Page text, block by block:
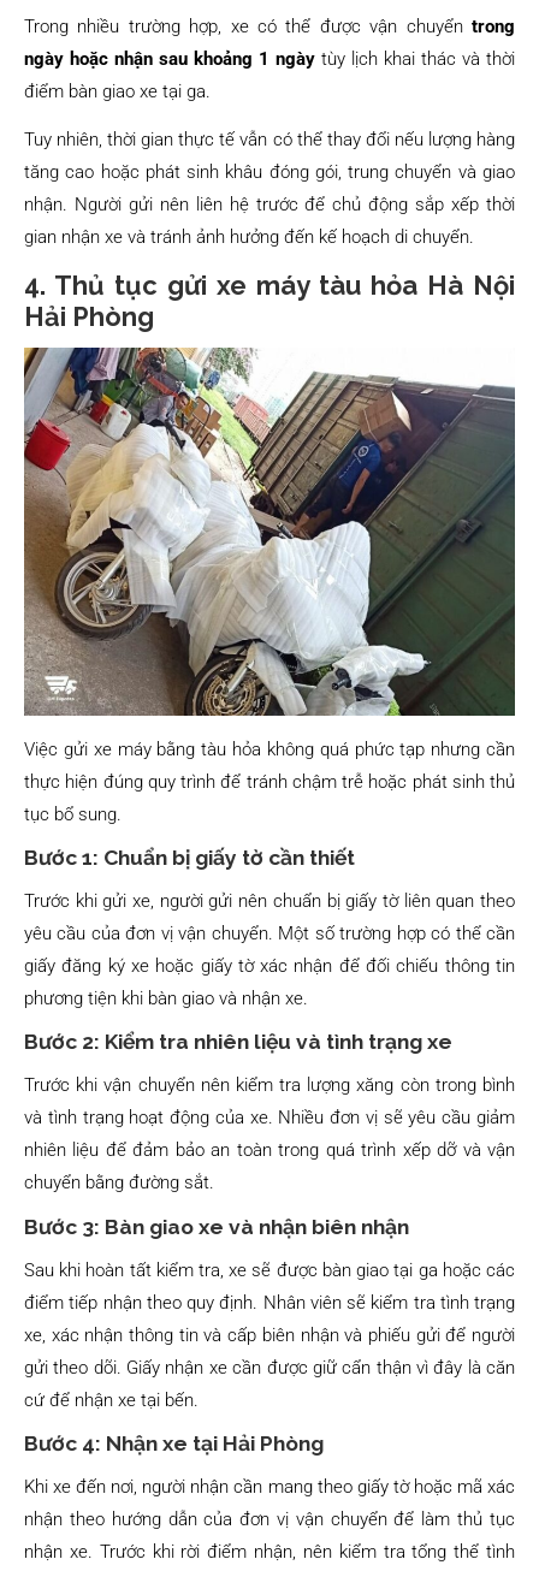
Trong nhiều trường hợp, xe có thể được vận chuyển trong
ngày hoặc nhận sau khoảng 1 ngày tùy lịch khai thác và thời
điểm bàn giao xe tại ga.
Tuy nhiên, thời gian thực tế vẫn có thể thay đổi nếu lượng hàng
tăng cao hoặc phát sinh khâu đóng gói, trung chuyển và giao
nhận. Người gửi nên liên hệ trước để chủ động sắp xếp thời
gian nhận xe và tránh ảnh hưởng đến kế hoạch di chuyển.
4. Thủ tục gửi xe máy tàu hỏa Hà Nội
Hải Phòng
Việc gửi xe máy bằng tàu hỏa không quá phức tạp nhưng cần
thực hiện đúng quy trình để tránh chậm trễ hoặc phát sinh thủ
tục bổ sung.
Bước 1: Chuẩn bị giấy tờ cần thiết
Trước khi gửi xe, người gửi nên chuẩn bị giấy tờ liên quan theo
yêu cầu của đơn vị vận chuyển. Một số trường hợp có thể cần
giấy đăng ký xe hoặc giấy tờ xác nhận để đối chiếu thông tin
phương tiện khi bàn giao và nhận xe.
Bước 2: Kiểm tra nhiên liệu và tình trạng xe
Trước khi vận chuyển nên kiểm tra lượng xăng còn trong bình
và tình trạng hoạt động của xe. Nhiều đơn vị sẽ yêu cầu giảm
nhiên liệu để đảm bảo an toàn trong quá trình xếp dỡ và vận
chuyển bằng đường sắt.
Bước 3: Bàn giao xe và nhận biên nhận
Sau khi hoàn tất kiểm tra, xe sẽ được bàn giao tại ga hoặc các
điểm tiếp nhận theo quy định. Nhân viên sẽ kiểm tra tình trạng
xe, xác nhận thông tin và cấp biên nhận và phiếu gửi để người
gửi theo dõi. Giấy nhận xe cần được giữ cẩn thận vì đây là căn
cứ để nhận xe tại bến.
Bước 4: Nhận xe tại Hải Phòng
Khi xe đến nơi, người nhận cần mang theo giấy tờ hoặc mã xác
nhận theo hướng dẫn của đơn vị vận chuyển để làm thủ tục
nhận xe. Trước khi rời điểm nhận, nên kiểm tra tổng thể tình